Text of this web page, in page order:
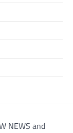
NEWS and